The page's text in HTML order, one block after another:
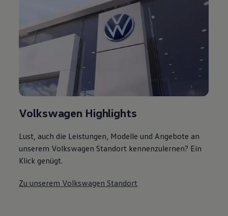
Volkswagen Highlights
Lust, auch die Leistungen, Modelle und Angebote an
unserem Volkswagen Standort kennenzulernen? Ein
Klick genügt.
Zu unserem Volkswagen Standort